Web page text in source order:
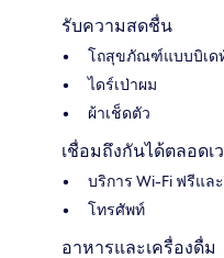
รับความสดชื่น
โถสุขภัณฑ์แบบบิเด
ไดร์เป่าผม
ผ้าเช็ดตัว
เชื่อมถึงกันได้ตลอดเ
บริการ Wi-Fi ฟรีแล
โทรศัพท์
อาหารและเครื่องดื่ม